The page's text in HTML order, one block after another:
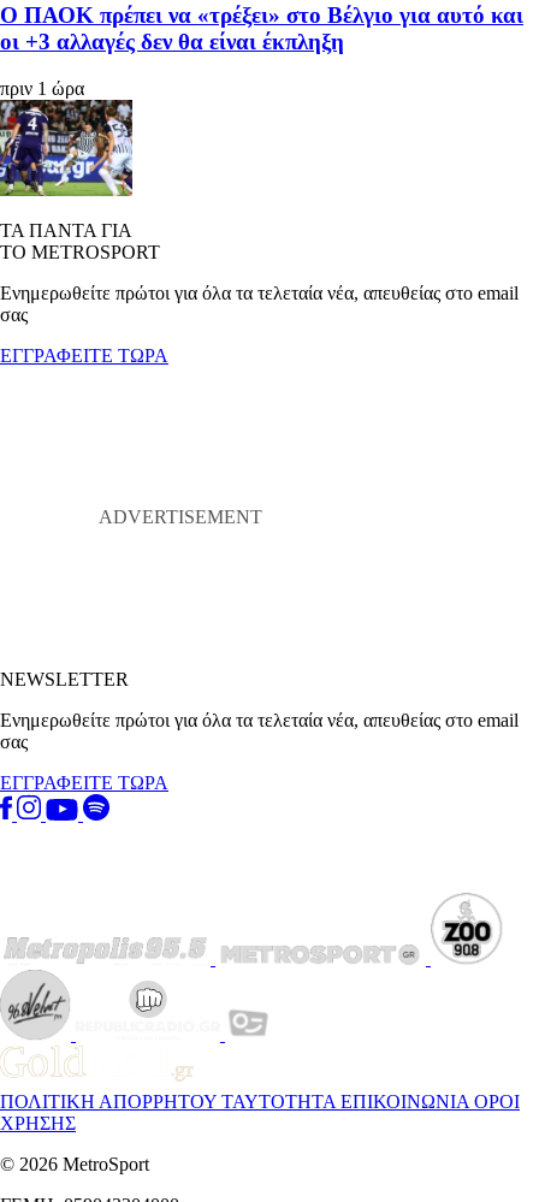
Ο ΠΑΟΚ πρέπει να «τρέξει» στο Βέλγιο για αυτό και
οι +3 αλλαγές δεν θα είναι έκπληξη
πριν 1 ώρα
ΤΑ ΠΑΝΤΑ ΓΙΑ
ΤΟ METROSPORT
Ενημερωθείτε πρώτοι για όλα τα τελεταία νέα, απευθείας στο email
σας
ΕΓΓΡΑΦΕΙΤΕ ΤΩΡΑ
NEWSLETTER
Ενημερωθείτε πρώτοι για όλα τα τελεταία νέα, απευθείας στο email
σας
ΕΓΓΡΑΦΕΙΤΕ ΤΩΡΑ
ΠΟΛΙΤΙΚΗ ΑΠΟΡΡΗΤΟΥ ΤΑΥΤΟΤΗΤΑ ΕΠΙΚΟΙΝΩΝΙΑ ΟΡΟΙ
ΧΡΗΣΗΣ
© 2026 MetroSport